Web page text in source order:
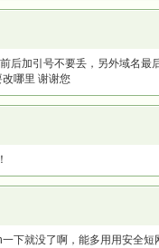
后加引号不要丢，另外域名最
哪里 谢谢您
下就没了啊，能多用用安全